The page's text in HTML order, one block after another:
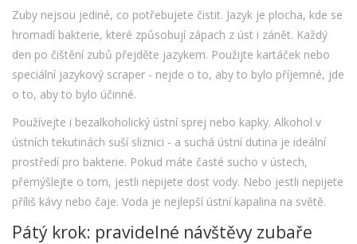
Zuby nejsou jediné, co potřebujete čistit. Jazyk je plocha, kde se
hromadí bakterie, které způsobují zápach z úst i zánět. Každý
den po čištění zubů přejděte jazykem. Použijte kartáček nebo
speciální jazykový scraper - nejde o to, aby to bylo příjemné, jde
o to, aby to bylo účinné.
Používejte i bezalkoholický ústní sprej nebo kapky. Alkohol v
ústních tekutinách suší sliznici - a suchá ústní dutina je ideální
prostředí pro bakterie. Pokud máte časté sucho v ústech,
přemýšlejte o tom, jestli nepijete dost vody. Nebo jestli nepijete
příliš kávy nebo čaje. Voda je nejlepší ústní kapalina na světě.
Pátý krok: pravidelné návštěvy zubaře